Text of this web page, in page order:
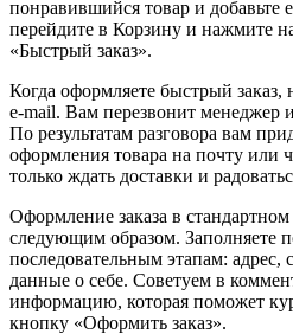
понравившийся товар и добавьте
перейдите в Корзину и нажмите
«Быстрый заказ».
Когда оформляете быстрый
e-mail. Вам перезвонит менеджер
По результатам разговора вам
оформления товара на почту или
только ждать доставки и
Оформление заказа в
следующим образом. Заполняете
последовательным этапам: адрес,
данные о себе. Советуем в
информацию, которая поможет
кнопку «Оформить заказ».